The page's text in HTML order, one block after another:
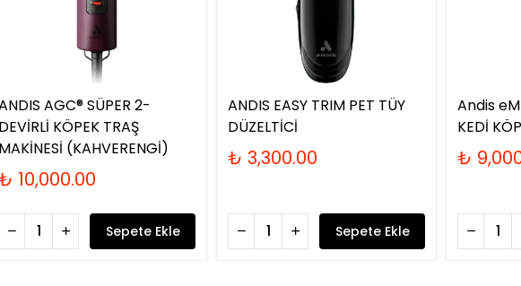
AGC® SÜPER 2-
DEVİRLİ KÖPEK TRAŞ
MAKİNESİ (KAHVERENGİ)
10,000.00
Sepete Ekle
ANDIS EASY TRIM PET TÜY
DÜZELTİCİ
₺ 3,300.00
Sepete Ekle
Andis
KEDİ
₺